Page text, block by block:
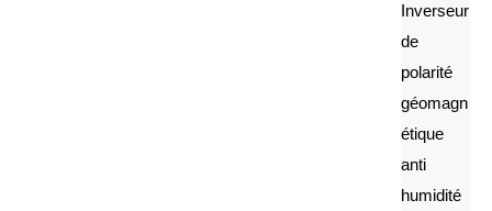
Inverseur
de
polarité
géomagn
étique
anti
humidité